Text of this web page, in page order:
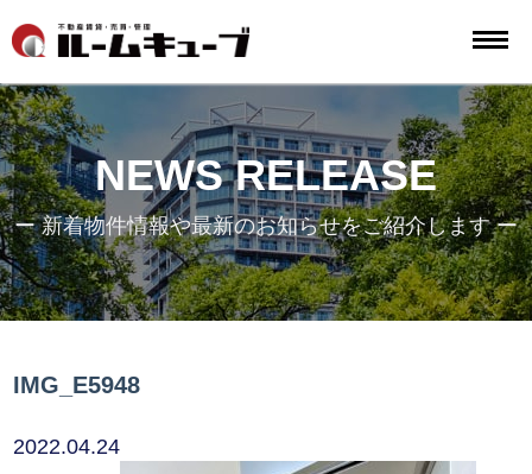
NEWS RELEASE
ー 新着物件情報や最新のお知らせをご紹介します ー
IMG_E5948
2022.04.24